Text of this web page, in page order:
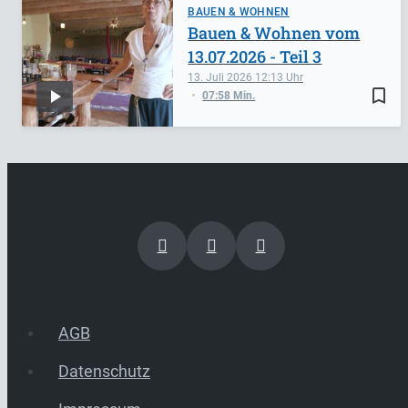
BAUEN & WOHNEN
bookmark_border
13. Juli 2026 12:13
07:58 Min.
Bauen & Wohnen vom
13.07.2026 - Teil 3
AGB
Datenschutz